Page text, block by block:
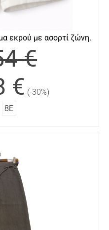
εκρού με ασορτί ζώνη.
€
€ (-30%)
8Ε